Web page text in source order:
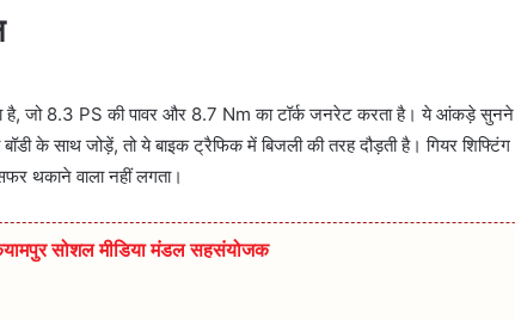
जो 8.3 PS की पावर और 8.7 Nm का टॉर्क जनरेट करता है। ये आंकड़े सुनने
के साथ जोड़ें, तो ये बाइक ट्रैफिक में बिजली की तरह दौड़ती है। गियर शिफ्टिंग
थकाने वाला नहीं लगता।
सोशल मीडिया मंडल सहसंयोजक